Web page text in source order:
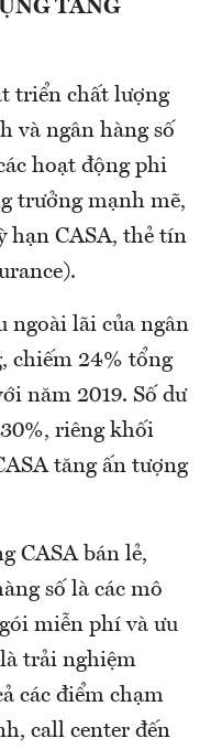
TĂNG
triển chất lượng
và ngân hàng số
hoạt động phi
trưởng mạnh mẽ,
hạn CASA, thẻ tín
ngoài lãi của ngân
chiếm 24% tổng
năm 2019. Số dư
riêng khối
tăng ấn tượng
CASA bán lẻ,
số là các mô
miễn phí và ưu
trải nghiệm
các điểm chạm
call center đến